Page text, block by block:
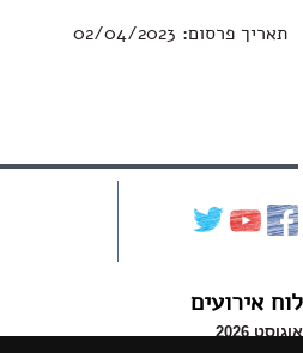
תאריך פרסום: 02/04/2023
לוח אירועים
אוגוסט 2026